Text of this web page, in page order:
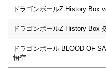
ドラゴンボールZ History Box
ドラゴンボールZ History Box
ドラゴンボール BLOOD OF
悟空